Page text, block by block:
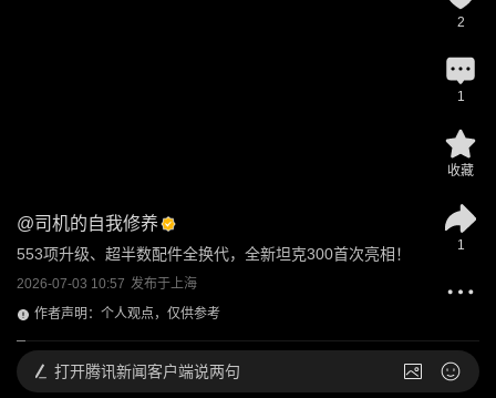
@司机的自我修养
553项升级、超半数配件全换代，全新坦克300首次亮相！
2026-07-03 10:57 发布于上海
作者声明：个人观点，仅供参考
2
1
收藏
1
打开腾讯新闻客户端说两句